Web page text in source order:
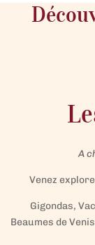
A
Venez
Gigondas,
Beaumes de